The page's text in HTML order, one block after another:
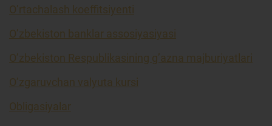
O’rtachalash koeffitsiyenti
O’zbekiston banklar assosiyasiyasi
O’zbekiston Respublikasining g’azna majburiyatlari
O’zgaruvchan valyuta kursi
Obligasiyalar